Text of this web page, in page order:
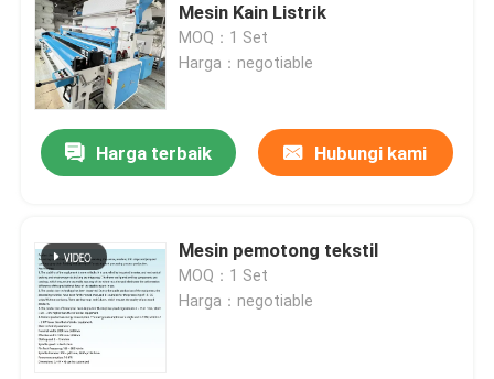
Produk
Tentang kami
Mesin Kain Listrik
MOQ：1 Set
Harga：negotiable
Harga terbaik Hubungi kami
Mesin pemotong tekstil
MOQ：1 Set
Harga：negotiable